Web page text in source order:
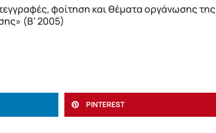
φοίτηση και θέματα οργάνωσης της
(Β’ 2005)
PINTEREST